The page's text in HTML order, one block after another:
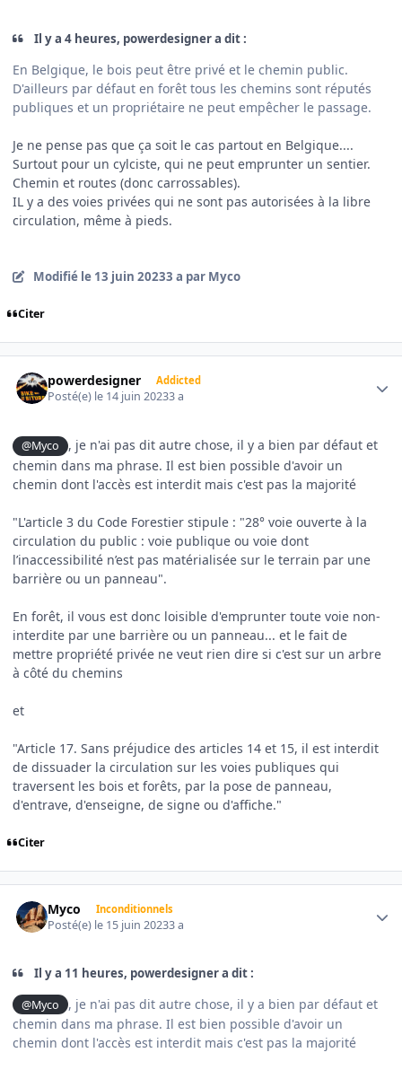
Il y a 4 heures, powerdesigner a dit :
En Belgique, le bois peut être privé et le chemin public.
D'ailleurs par défaut en forêt tous les chemins sont réputés
publiques et un propriétaire ne peut empêcher le passage.
Je ne pense pas que ça soit le cas partout en Belgique....
Surtout pour un cylciste, qui ne peut emprunter un sentier.
Chemin et routes (donc carrossables).
IL y a des voies privées qui ne sont pas autorisées à la libre
circulation, même à pieds.
Modifié le 13 juin 20233 a par Myco
Citer
powerdesigner Addicted
Posté(e) le 14 juin 20233 a
@Myco
, je n'ai pas dit autre chose, il y a bien par défaut et
chemin dans ma phrase. Il est bien possible d'avoir un
chemin dont l'accès est interdit mais c'est pas la majorité
"L'article 3 du Code Forestier stipule : "28° voie ouverte à la
circulation du public : voie publique ou voie dont
l’inaccessibilité n’est pas matérialisée sur le terrain par une
barrière ou un panneau".
En forêt, il vous est donc loisible d'emprunter toute voie non-
interdite par une barrière ou un panneau... et le fait de
mettre propriété privée ne veut rien dire si c'est sur un arbre
à côté du chemins
et
"Article 17. Sans préjudice des articles 14 et 15, il est interdit
de dissuader la circulation sur les voies publiques qui
traversent les bois et forêts, par la pose de panneau,
d'entrave, d'enseigne, de signe ou d'affiche."
Citer
Myco Inconditionnels
Posté(e) le 15 juin 20233 a
Il y a 11 heures, powerdesigner a dit :
@Myco
, je n'ai pas dit autre chose, il y a bien par défaut et
chemin dans ma phrase. Il est bien possible d'avoir un
chemin dont l'accès est interdit mais c'est pas la majorité